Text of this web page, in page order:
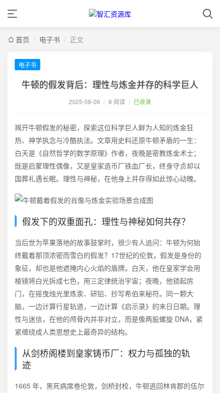
首页 / 电子书 / 正文
电子书
牛顿的假发背后：理性与炼金并存的科学巨人
2025-08-06 / 8 阅读 / 已收录
揭开牛顿假发的秘密，探索这位科学巨人鲜为人知的炼金狂
热、神学执念与冷酷执法。文章用史料还原牛顿矛盾的一生：
白天是《自然哲学的数学原理》作者，夜晚是密教炼金术士；
既是启蒙理性偶像，又是皇家造币厂铁血厂长，终身守贞却以
国葬礼遇长眠。理性与神秘，在他身上并存得如此惊心动魄。
假发下的双重面孔：理性与神秘如何共存？
当后世为苹果落地的故事鼓掌时，很少有人追问：牛顿为何始
终戴着那顶浓密而雪白的假发？17世纪的伦敦，假发是身份的
象征，却也是他遮掩内心火焰的盾牌。白天，他在皇家学会用
棱镜将白光拆成七色，用三定律统治宇宙；夜晚，他锁起房
门，在摇曳烛光里炼汞、研铅、抄写希伯来秘符。同一颗大
脑，一边计算行星轨道，一边计算《启示录》的末日日期。理
性与迷信，在他的颅骨内并非对立，而是像两股螺旋 DNA，紧
紧缠绕成人类思想史上最奇异的结构。
从剑桥阁楼到皇家铸币厂：权力与孤独的轨
迹
1665 年，黑死病席卷伦敦，剑桥封校，牛顿逃回林肯郡的伍尔